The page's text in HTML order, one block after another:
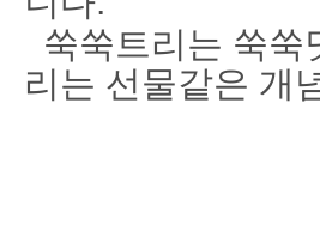
쑥쑥트리는 쑥쑥
리는 선물같은 개